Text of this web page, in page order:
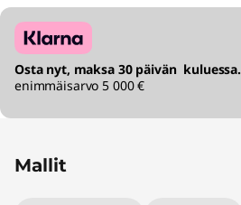
e
Osta nyt, maksa 30 päivän kuluessa.
enimmäisarvo 5 000 €
Mallit